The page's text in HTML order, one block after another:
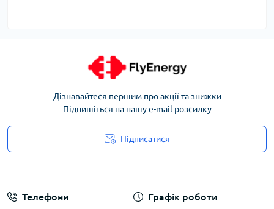
Дізнавайтеся першим про акції та знижки
Підпишіться на нашу e-mail розсилку
Підписатися
Телефони Графік роботи